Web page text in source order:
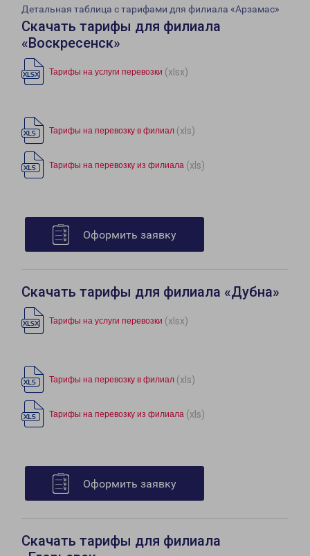
Детальная таблица с тарифами для филиала «Арзамас»
Скачать тарифы для филиала
«Воскресенск»
Тарифы на услуги перевозки (xlsx)
Тарифы на перевозку в филиал (xls)
Тарифы на перевозку из филиала (xls)
Оформить заявку
Скачать тарифы для филиала «Дубна»
Тарифы на услуги перевозки (xlsx)
Тарифы на перевозку в филиал (xls)
Тарифы на перевозку из филиала (xls)
Оформить заявку
Скачать тарифы для филиала